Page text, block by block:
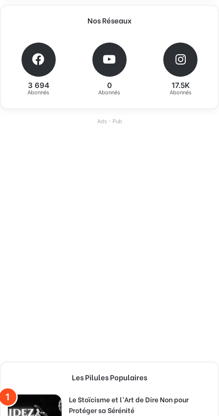
Nos Réseaux
3 694
Abonnés
0
Abonnés
17.5K
Abonnés
Ads - Pub
Les Pilules Populaires
Le Stoïcisme et l’Art de Dire Non pour
Protéger sa Sérénité